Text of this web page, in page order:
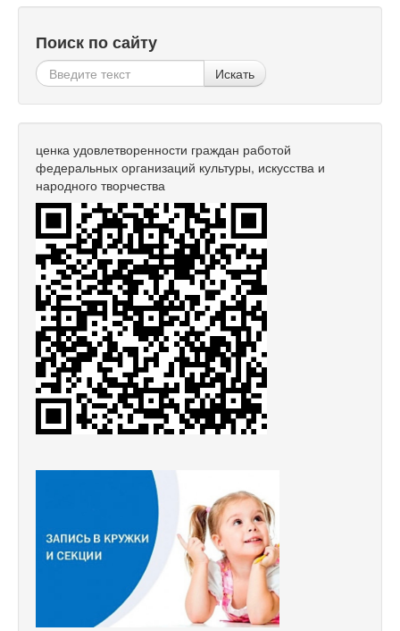
Поиск по сайту
Искать
ценка удовлетворенности граждан работой
федеральных организаций культуры, искусства и
народного творчества